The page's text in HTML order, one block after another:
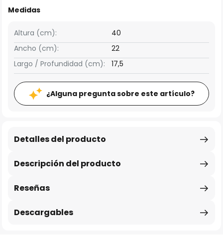
Medidas
Ancho (cm): 22
Altura (cm): 40
Largo / Profundidad (cm): 17,5
¿Alguna pregunta sobre este artículo?
Descripción del producto
Detalles del producto
Reseñas
Descargables